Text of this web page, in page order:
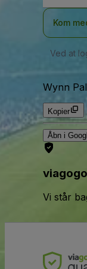
Kom
Ved at
Wynn
Kopier
Åbn i
Vi står